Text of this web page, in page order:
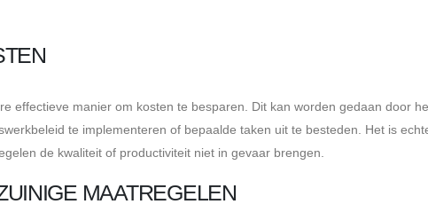
effectieve manier om kosten te besparen. Dit kan worden gedaan door
te implementeren of bepaalde taken uit te besteden. Het is
de kwaliteit of productiviteit niet in gevaar brengen.
MAATREGELEN